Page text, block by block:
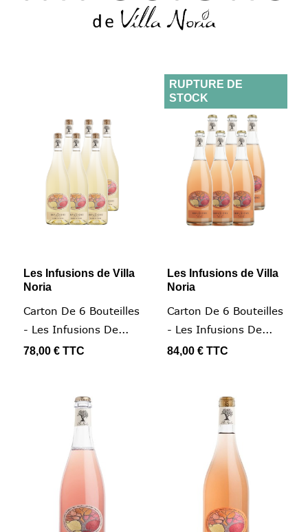
Les Infusions de Villa
Noria
Carton De 6 Bouteilles
- Les Infusions De...
78,00 € TTC
Les Infusions de Villa
Noria
Carton De 6 Bouteilles
- Les Infusions De...
84,00 € TTC
RUPTURE DE
STOCK